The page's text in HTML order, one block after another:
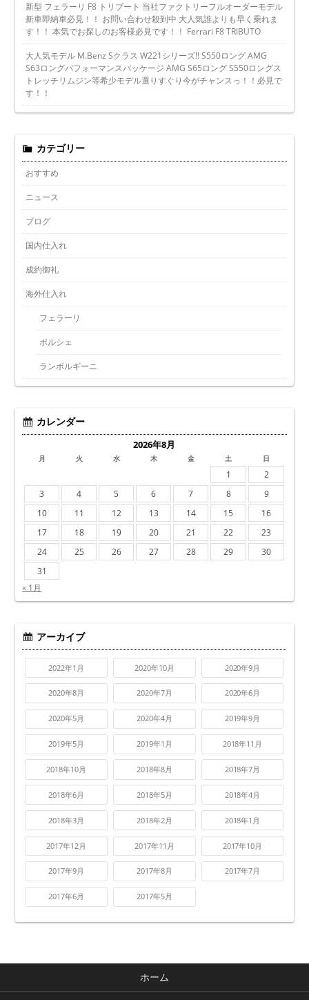
新型 フェラーリ F8 トリブート 当社ファクトリーフルオーダーモデル
新車即納車必見！！ お問い合わせ殺到中 大人気誰よりも早く乗れま
す！！ 本気でお探しのお客様必見です！！ Ferrari F8 TRIBUTO
大人気モデル M.Benz Sクラス W221シリーズ!! S550ロング AMG
S63ロングパフォーマンスパッケージ AMG S65ロング S550ロングス
トレッチリムジン等希少モデル選りすぐり今がチャンスっ！！必見で
す！！
カテゴリー
おすすめ
ニュース
ブログ
国内仕入れ
成約御礼
海外仕入れ
フェラーリ
ポルシェ
ランボルギーニ
カレンダー
2026年8月
月 火 水 木 金 土 日
1
2
3
4 5 6 7 8
9
10
11 12 13 14 15
16
17
18 19 20 21 22
23
24
25 26 27 28 29
30
31
« 1月
アーカイブ
2022年1月 2020年10月 2020年9月
2020年8月 2020年7月 2020年6月
2020年5月 2020年4月 2019年9月
2019年5月 2019年1月 2018年11月
2018年10月 2018年8月 2018年7月
2018年6月 2018年5月 2018年4月
2018年3月 2018年2月 2018年1月
2017年12月 2017年11月 2017年10月
2017年9月 2017年8月 2017年7月
2017年6月 2017年5月
ホーム